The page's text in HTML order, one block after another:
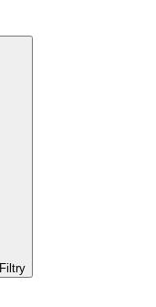
Filtry